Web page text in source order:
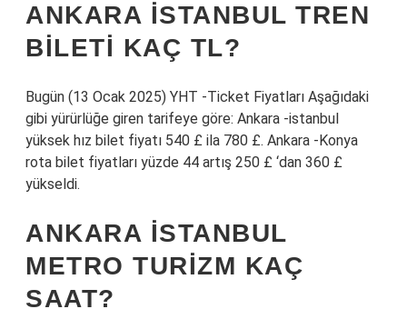
ANKARA İSTANBUL TREN
BILETI KAÇ TL?
Bugün (13 Ocak 2025) YHT -Ticket Fiyatları Aşağıdaki
gibi yürürlüğe giren tarifeye göre: Ankara -istanbul
yüksek hız bilet fiyatı 540 £ ila 780 £. Ankara -Konya
rota bilet fiyatları yüzde 44 artış 250 £ ‘dan 360 £
yükseldi.
ANKARA İSTANBUL
METRO TURIZM KAÇ
SAAT?